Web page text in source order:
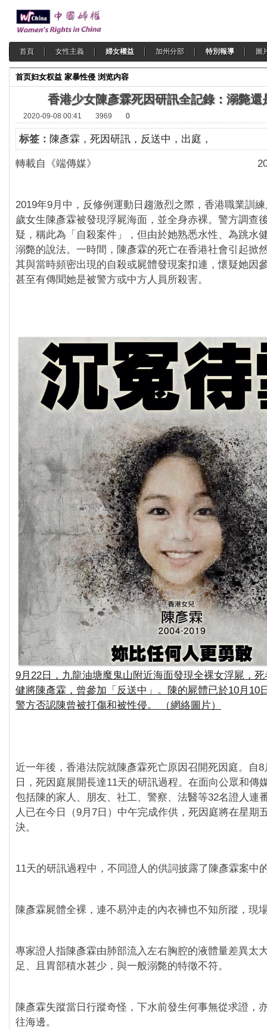
首頁 女性主義 婦女權益 加州分部 特別報導 圖
首页妇女权益 家暴性侵 浏览内容
香港少女陳彥霖死因研訊全記錄：溺斃還
2020-09-08 00:41 3969 0
标签： 陳彥霖，死因研訊，反送中，出庭，
轉載自《端傳媒》 2020年
2019年9月中，反修例運動日趨激烈之際，香港職業訓
歲女生陳彥霖被發現浮屍海面，並全身赤裸。警方調查
疑，稱此為「自殺案件」，但由於她熟悉水性、為跳水
溺斃的說法。一時間，陳彥霖的死亡在香港社會引起掀
其與當時頻密出現的自殺或屍體發現案扣連，懷疑她因
甚至有傳聞她是被警方或中方人員所殺害。
9月22日，九龍油塘魔鬼山附近海面發現全裸女浮屍，
健將陳彥霖，曾參加「反送中」。陳的屍體已於10月10
警方否認陳曾被打傷和被性侵。 （網絡圖片）
近一年後，香港法院就陳彥霖死亡原因召開死因庭。自8
日，死因庭展開長達11天的研訊過程。在面向公眾和傳
包括陳的家人、朋友、社工、警察、法醫等32名證人連
人已在今日（9月7日）中午完成作供，死因庭將在星期
決。
11天的研訊過程中，不同證人的供詞披露了陳彥霖案中
陳彥霖屍體全裸，連不易沖走的內衣褲也不知所蹤，現
專家證人指陳彥霖由肺部流入左右胸腔的液體量差異太
足、且胃部積水甚少，與一般溺斃的特徵不符。
陳彥霖失蹤當日行蹤奇怪，下水前發生何事無從求證，
往海邊。